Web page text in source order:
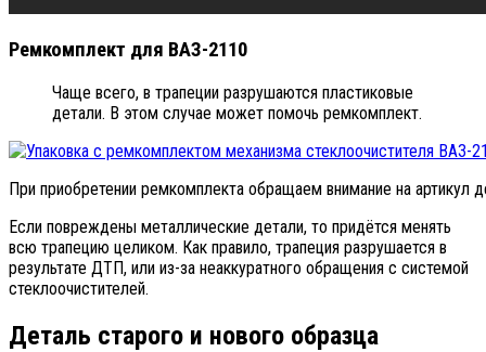
Ремкомплект для ВАЗ-2110
Чаще всего, в трапеции разрушаются пластиковые
детали. В этом случае может помочь ремкомплект.
При приобретении ремкомплекта обращаем внимание на артикул
Если повреждены металлические детали, то придётся менять
всю трапецию целиком. Как правило, трапеция разрушается в
результате ДТП, или из-за неаккуратного обращения с системой
стеклоочистителей.
Деталь старого и нового образца